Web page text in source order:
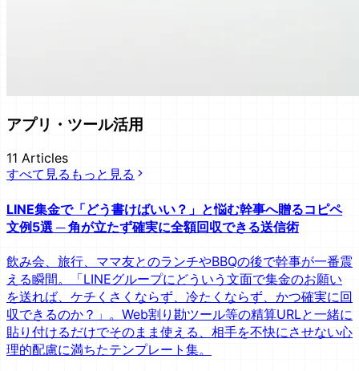
アプリ・ツール活用
11 Articles
すべて見る もっと見る
LINE集金で「どう書けばいい？」と悩む幹事へ贈るコピペ
文例5選 ─ 角が立たず確実に全額回収できる送信術
飲み会、旅行、ママ友とのランチやBBQの後で幹事が一番震
える瞬間。「LINEグループにどういう文面で集金のお願い
を送れば、ケチくさくならず、冷たくならず、かつ確実に回
収できるのか？」。Web割り勘ツール等の精算URLと一緒に
貼り付けるだけでそのまま使える、相手を不快にさせない心
理的配慮に満ちたテンプレート集。